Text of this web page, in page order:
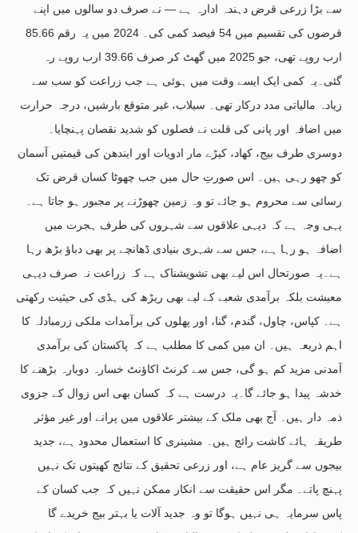
سے بڑا زرعی قرض دہندہ ادارہ ہے — نے صرف دو سالوں میں اپنے
قرضوں کی تقسیم میں 54 فیصد کمی کی۔ 2024 میں یہ رقم 85.66
ارب روپے تھی، جو 2025 میں گھٹ کر صرف 39.66 ارب روپے رہ
گئی۔یہ کمی ایک ایسے وقت میں ہوئی ہے جب زراعت کو سب سے
زیادہ مالیاتی مدد درکار تھی۔ سیلاب، غیر متوقع بارشیں، درجہ حرارت
میں اضافہ اور پانی کی قلت نے فصلوں کو شدید نقصان پہنچایا۔
دوسری طرف بیج، کھاد، کیڑے مار ادویات اور ایندھن کی قیمتیں آسمان
کو چھو رہی ہیں۔ اس صورتِ حال میں جب چھوٹا کسان قرض تک
رسائی سے محروم ہو جائے تو وہ زمین چھوڑنے پر مجبور ہو جاتا ہے۔
یہی وجہ ہے کہ دیہی علاقوں سے شہروں کی طرف ہجرت میں
اضافہ ہو رہا ہے، جس سے شہری بنیادی ڈھانچے پر بھی دباؤ بڑھ رہا
ہے۔یہ صورتحال اس لیے بھی تشویشناک ہے کہ زراعت نہ صرف دیہی
معیشت بلکہ برآمدی شعبے کے لیے بھی ریڑھ کی ہڈی کی حیثیت رکھتی
ہے۔ کپاس، چاول، گندم، گنا، اور پھلوں کی برآمدات ملکی زرمبادلہ کا
اہم ذریعہ ہیں۔ ان میں کمی کا مطلب ہے کہ پاکستان کی برآمدی
آمدنی مزید کم ہو گی، جس سے کرنٹ اکاؤنٹ خسارہ دوبارہ بڑھنے کا
خدشہ پیدا ہو جائے گا۔یہ درست ہے کہ کسان بھی اس زوال کے جزوی
ذمہ دار ہیں۔ آج بھی ملک کے بیشتر علاقوں میں پرانے اور غیر مؤثر
طریقہ ہائے کاشت رائج ہیں۔ مشینری کا استعمال محدود ہے، جدید
بیجوں سے گریز عام ہے، اور زرعی تحقیق کے نتائج کھیتوں تک نہیں
پہنچ پاتے۔ مگر اس حقیقت سے انکار ممکن نہیں کہ جب کسان کے
پاس سرمایہ ہی نہیں ہوگا تو وہ جدید آلات یا بہتر بیج خریدے گا